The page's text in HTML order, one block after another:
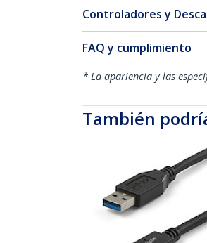
Controladores y
FAQ y cumplimiento
* La apariencia y las
También